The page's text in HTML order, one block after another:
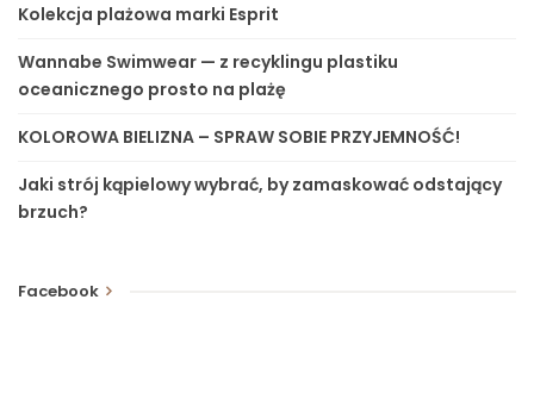
Kolekcja plażowa marki Esprit
Wannabe Swimwear — z recyklingu plastiku
oceanicznego prosto na plażę
KOLOROWA BIELIZNA – SPRAW SOBIE PRZYJEMNOŚĆ!
Jaki strój kąpielowy wybrać, by zamaskować odstający
brzuch?
Facebook